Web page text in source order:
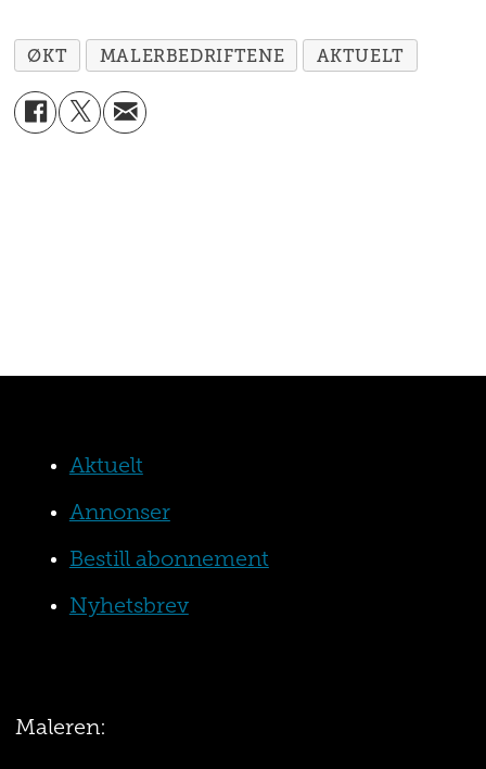
ØKT MALERBEDRIFTENE AKTUELT
Aktuelt
Annonser
Bestill abonnement
Nyhetsbrev
Maleren: